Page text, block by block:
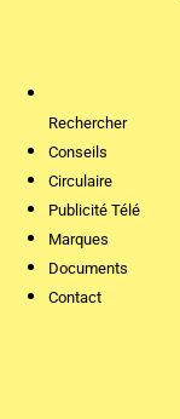
Rechercher
Conseils
Circulaire
Publicité Télé
Marques
Documents
Contact